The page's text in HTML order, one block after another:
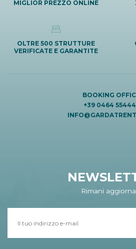
MIGLIOR PREZZO ONLINE
OLTRE 500 STRUTTURE
VERIFICATE E GARANTITE
BOOKING
+39 0464
Rimani